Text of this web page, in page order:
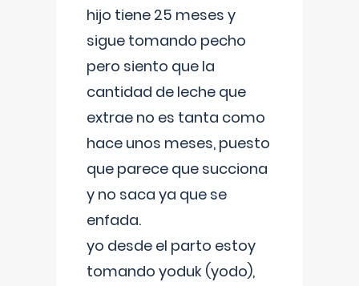
hijo tiene 25 meses y
sigue tomando pecho
pero siento que la
cantidad de leche que
extrae no es tanta como
hace unos meses, puesto
que parece que succiona
y no saca ya que se
enfada.
yo desde el parto estoy
tomando yoduk (yodo),